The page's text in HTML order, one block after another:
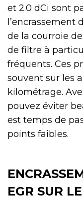
et 2.0 dCi sont
l’encrassement
de la courroie
de filtre à
fréquents. Ces
souvent sur les
kilométrage.
pouvez éviter
est temps de
points faibles.
EGR SUR